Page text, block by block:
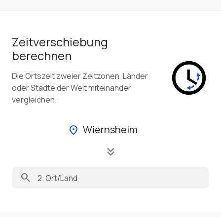
Zeitverschiebung
berechnen
Die Ortszeit zweier Zeitzonen, Länder
oder Städte der Welt miteinander
vergleichen.
location_on Wiernsheim
keyboard_double_arrow_down
search